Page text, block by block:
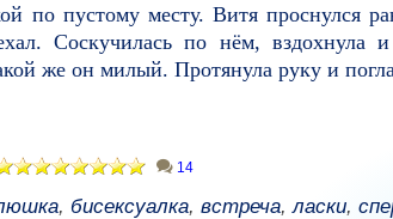
по пустому месту. Витя проснулся
Соскучилась по нём, вздохнула и
же он милый. Протянула руку и
14
, бисексуалка, встреча,ласки,